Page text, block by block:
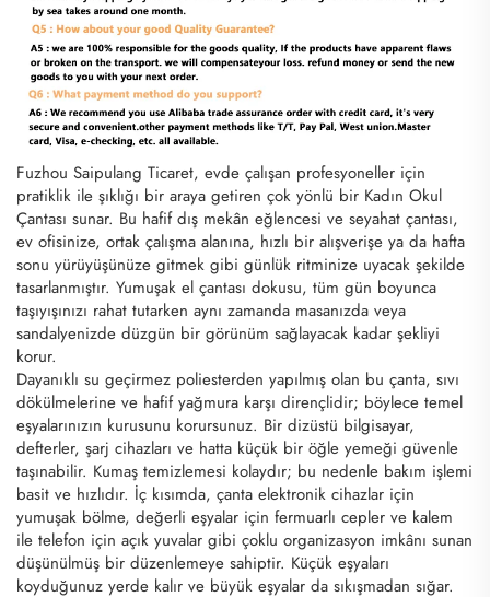
Fuzhou Saipulang Ticaret, evde çalışan profesyoneller için
pratiklik ile şıklığı bir araya getiren çok yönlü bir Kadın Okul
Çantası sunar. Bu hafif dış mekân eğlencesi ve seyahat çantası,
ev ofisinize, ortak çalışma alanına, hızlı bir alışverişe ya da hafta
sonu yürüyüşünüze gitmek gibi günlük ritminize uyacak şekilde
tasarlanmıştır. Yumuşak el çantası dokusu, tüm gün boyunca
taşıyışınızı rahat tutarken aynı zamanda masanızda veya
sandalyenizde düzgün bir görünüm sağlayacak kadar şekliyi
korur.
Dayanıklı su geçirmez poliesterden yapılmış olan bu çanta, sıvı
dökülmelerine ve hafif yağmura karşı dirençlidir; böylece temel
eşyalarınızın kurusunu korursunuz. Bir dizüstü bilgisayar,
defterler, şarj cihazları ve hatta küçük bir öğle yemeği güvenle
taşınabilir. Kumaş temizlemesi kolaydır; bu nedenle bakım işlemi
basit ve hızlıdır. İç kısımda, çanta elektronik cihazlar için
yumuşak bölme, değerli eşyalar için fermuarlı cepler ve kalem
ile telefon için açık yuvalar gibi çoklu organizasyon imkânı sunan
düşünülmüş bir düzenlemeye sahiptir. Küçük eşyaları
koyduğunuz yerde kalır ve büyük eşyalar da sıkışmadan sığar.